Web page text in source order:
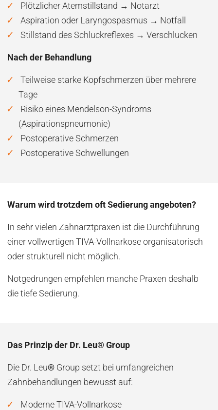
Plötzlicher Atemstillstand → Notarzt
Aspiration oder Laryngospasmus → Notfall
Stillstand des Schluckreflexes → Verschlucken
Nach der Behandlung
Teilweise starke Kopfschmerzen über mehrere
Tage
Risiko eines Mendelson-Syndroms
(Aspirationspneumonie)
Postoperative Schmerzen
Postoperative Schwellungen
Warum wird trotzdem oft Sedierung angeboten?
In sehr vielen Zahnarztpraxen ist die Durchführung
einer vollwertigen TIVA-Vollnarkose organisatorisch
oder strukturell nicht möglich.
Notgedrungen empfehlen manche Praxen deshalb
die tiefe Sedierung.
Das Prinzip der Dr. Leu® Group
Die Dr. Leu® Group setzt bei umfangreichen
Zahnbehandlungen bewusst auf:
Moderne TIVA-Vollnarkose